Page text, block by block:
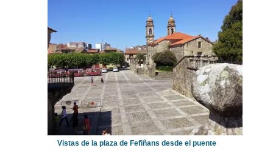
Vistas de la plaza de Fefiñans desde el puente